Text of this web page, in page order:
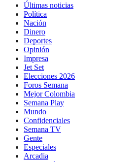
Últimas noticias
Política
Nación
Dinero
Deportes
Opinión
Impresa
Jet Set
Elecciones 2026
Foros Semana
Mejor Colombia
Semana Play
Mundo
Confidenciales
Semana TV
Gente
Especiales
Arcadia